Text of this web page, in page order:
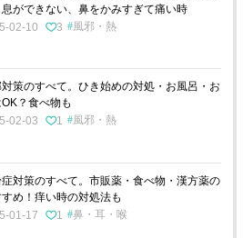
息ができない、鼻をかみすぎて痛い時
02-10
3 風邪・熱
対策のすべて。ひき始めの対処・お風呂・お
？食べ物も
02-03
1 風邪・熱
対策のすべて。市販薬・食べ物・漢方薬の
すめ！痒い時の対処法も
01-17
1 鼻・耳・喉